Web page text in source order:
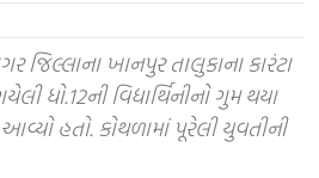
જિલ્લાના ખાનપુર તાલુકાના કારંટા
ધો.12ની વિદ્યાર્થિનીનો ગુમ થયા
હતો. કોથળામાં પૂરેલી યુવતીની